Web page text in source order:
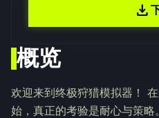
概览
欢迎来到终极狩猎模拟器！
始，真正的考验是耐心与策
download